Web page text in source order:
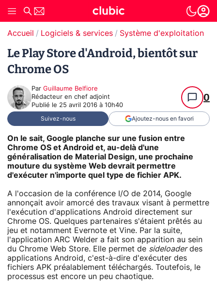
Accueil Logiciels & services Système d'exploitation
Le Play Store d'Android, bientôt sur
Chrome OS
Par Guillaume Belfiore
Rédacteur en chef adjoint
Publié le 25 avril 2016 à 10h40
0
Suivez-nous Ajoutez-nous en favori
On le sait, Google planche sur une fusion entre
Chrome OS et Android et, au-delà d'une
généralisation de Material Design, une prochaine
mouture du système Web devrait permettre
d'exécuter n'importe quel type de fichier APK.
A l'occasion de la conférence I/O de 2014, Google
annonçait avoir amorcé des travaux visant à permettre
l'exécution d'applications Android directement sur
Chrome OS. Quelques partenaires s'étaient prêtés au
jeu et notamment Evernote et Vine. Par la suite,
l'application ARC Welder a fait son apparition au sein
du Chrome Web Store. Elle permet de sideloaderdes
applications Android, c'est-à-dire d'exécuter des
fichiers APK préalablement téléchargés. Toutefois, le
processus est encore un peu chaotique.